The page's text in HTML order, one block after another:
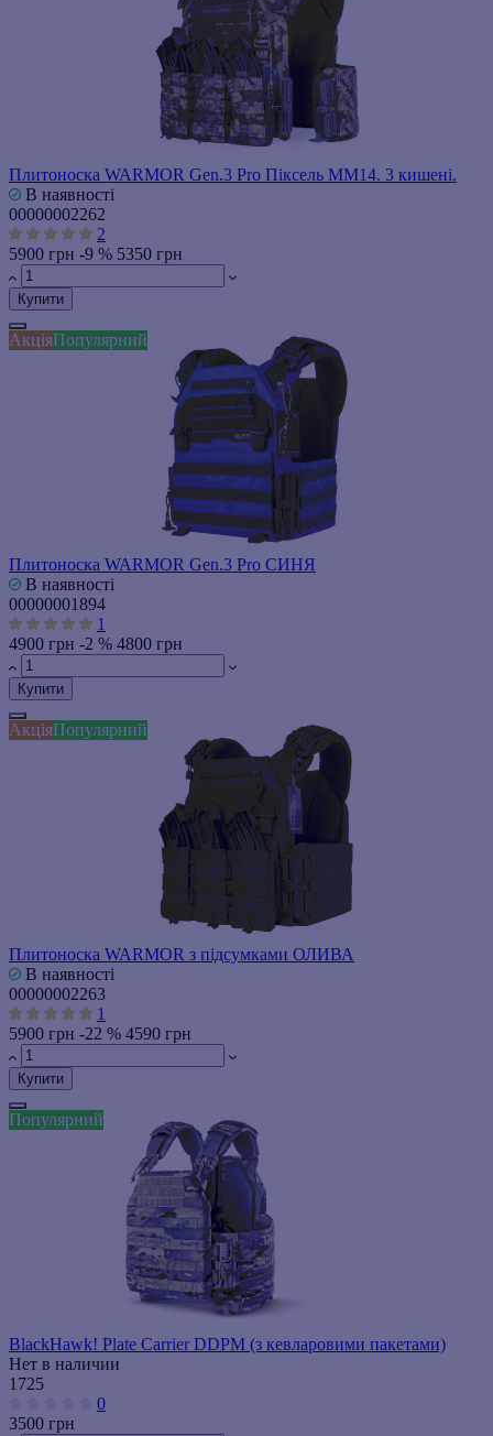
Плитоноска WARMOR Gen.3 Pro Піксель ММ14. 3 кишені.
В наявності
00000002262
2
5900 грн -9 % 5350 грн
Купити
АкціяПопулярний
Плитоноска WARMOR Gen.3 Pro СИНЯ
В наявності
00000001894
1
4900 грн -2 % 4800 грн
Купити
АкціяПопулярний
Плитоноска WARMOR з підсумками ОЛИВА
В наявності
00000002263
1
5900 грн -22 % 4590 грн
Купити
Популярний
BlackHawk! Plate Carrier DDPM (з кевларовими пакетами)
Нет в наличии
1725
0
3500 грн